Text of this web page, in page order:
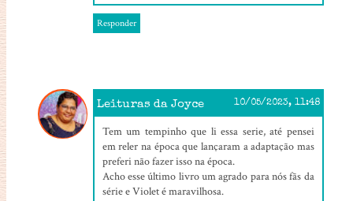
Responder
Leituras da Joyce 10/05/2023, 11:48
Tem um tempinho que li essa serie, até pensei
em reler na época que lançaram a adaptação mas
preferi não fazer isso na época.
Acho esse último livro um agrado para nós fãs da
série e Violet é maravilhosa.